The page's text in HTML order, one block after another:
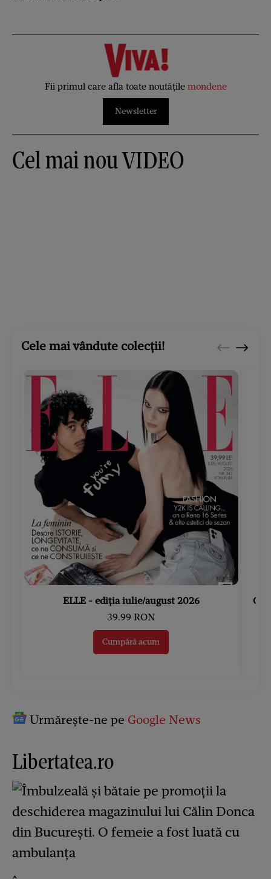
Fii primul care afla toate noutățile mondene
Newsletter
Cel mai nou VIDEO
Cele mai vândute colecții!
ELLE - ediția iulie/august 2026
39.99 RON
Cumpără acum
Urmărește-ne pe Google News
Libertatea.ro